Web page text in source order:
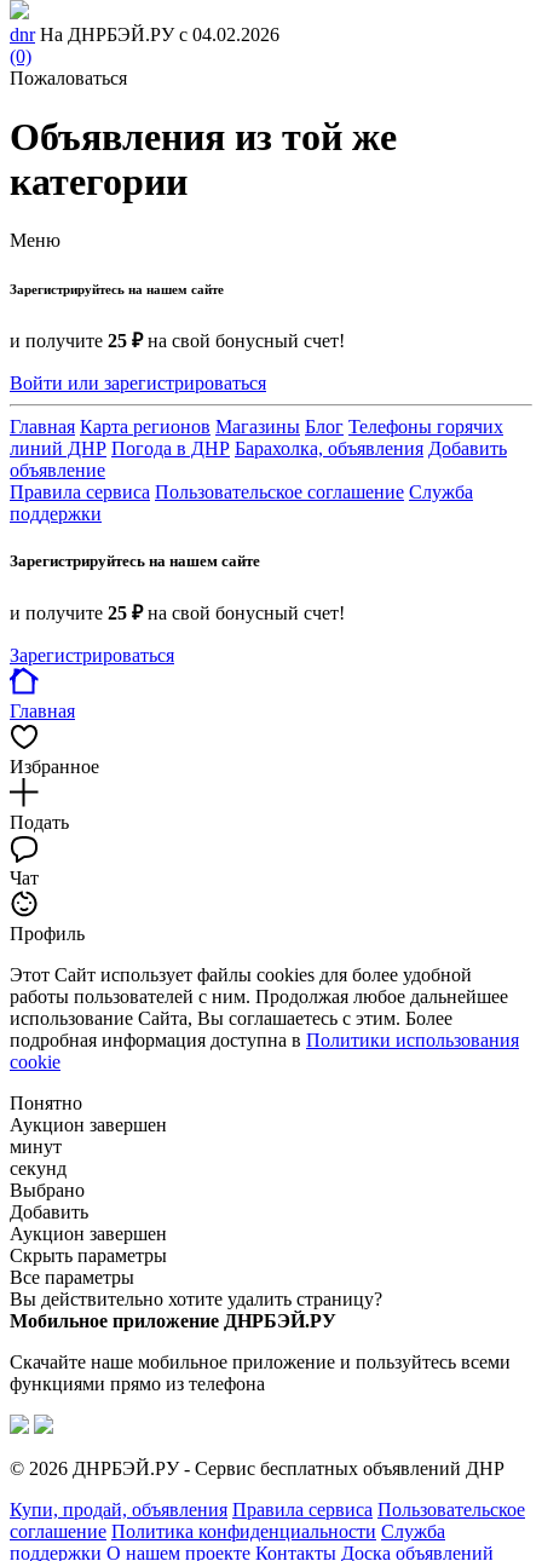
dnr На ДНРБЭЙ.РУ с 04.02.2026
(0)
Пожаловаться
Объявления из той же
категории
Меню
Зарегистрируйтесь на нашем сайте
и получите 25 ₽на свой бонусный счет!
Войти или зарегистрироваться
Главная Карта регионов Магазины Блог Телефоны горячих
линий ДНР Погода в ДНР Барахолка, объявления Добавить
объявление
Правила сервиса Пользовательское соглашение Служба
поддержки
Зарегистрируйтесь на нашем сайте
и получите 25 ₽на свой бонусный счет!
Зарегистрироваться
Главная
Избранное
Подать
Чат
Профиль
Этот Сайт использует файлы cookies для более удобной
работы пользователей с ним. Продолжая любое дальнейшее
использование Сайта, Вы соглашаетесь с этим. Более
подробная информация доступна в Политики использования
cookie
Понятно
Аукцион завершен
минут
секунд
Выбрано
Добавить
Аукцион завершен
Скрыть параметры
Все параметры
Вы действительно хотите удалить страницу?
Мобильное приложение ДНРБЭЙ.РУ
Скачайте наше мобильное приложение и пользуйтесь всеми
функциями прямо из телефона
© 2026 ДНРБЭЙ.РУ - Сервис бесплатных объявлений ДНР
Купи, продай, объявления Правила сервиса Пользовательское
соглашение Политика конфиденциальности Служба
поддержки О нашем проекте Контакты Доска объявлений